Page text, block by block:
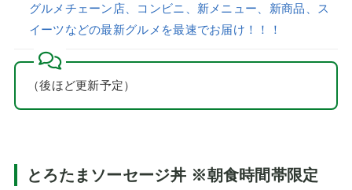
グルメチェーン店、コンビニ、新メニュー、新商品、ス
イーツなどの最新グルメを最速でお届け！！！
（後ほど更新予定）
とろたまソーセージ丼 ※朝食時間帯限定